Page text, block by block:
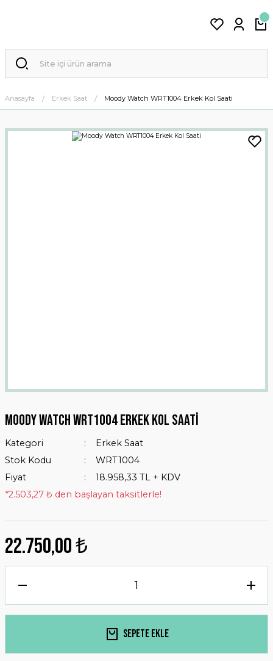
Anasayfa Erkek Saat Moody Watch WRT1004 Erkek Kol Saati
Moody Watch WRT1004 Erkek Kol Saati
Kategori
Erkek Saat
Stok Kodu
WRT1004
Fiyat
18.958,33 TL + KDV
*2.503,27 ₺ den başlayan taksitlerle!
22.750,00 ₺
Sepete Ekle